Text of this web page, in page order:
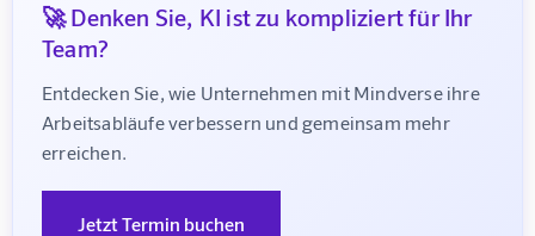
🚀 Denken Sie, KI ist zu kompliziert für Ihr
Team?
Entdecken Sie, wie Unternehmen mit Mindverse ihre
Arbeitsabläufe verbessern und gemeinsam mehr
erreichen.
Jetzt Termin buchen